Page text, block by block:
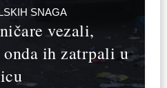
SNAGA
vezali,
ih zatrpali u